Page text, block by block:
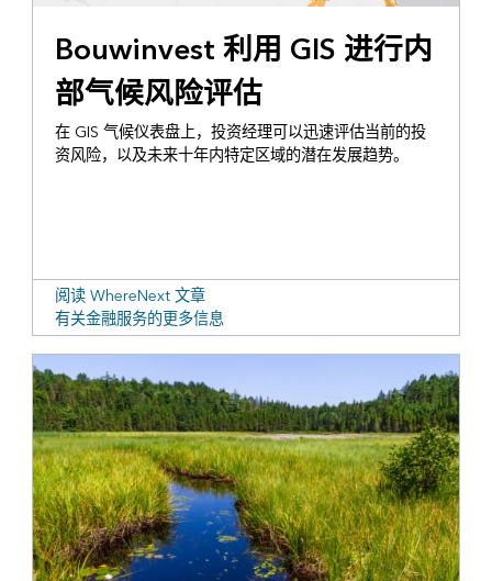
Bouwinvest 利用 GIS 进行内
部气候风险评估
在 GIS 气候仪表盘上，投资经理可以迅速评估当前的投
资风险，以及未来十年内特定区域的潜在发展趋势。
阅读 WhereNext 文章
有关金融服务的更多信息